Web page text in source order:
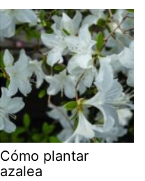
Cómo plantar
azalea